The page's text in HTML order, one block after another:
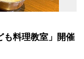
も料理教室」開催